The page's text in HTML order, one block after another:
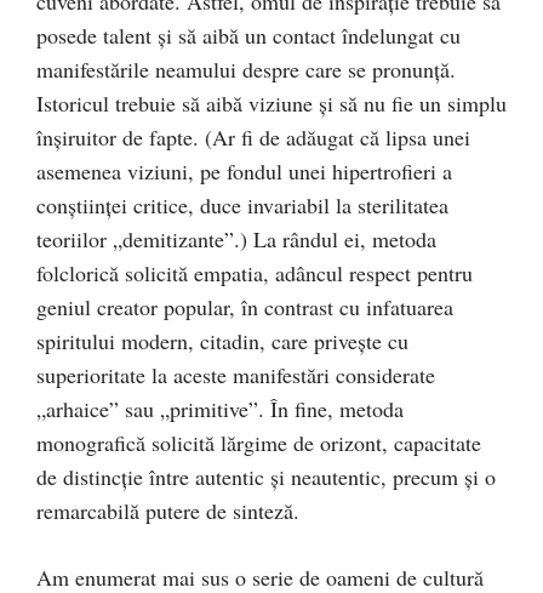
posede talent şi să aibă un contact îndelungat cu
manifestările neamului despre care se pronunţă.
Istoricul trebuie să aibă viziune şi să nu fie un simplu
înşiruitor de fapte. (Ar fi de adăugat că lipsa unei
asemenea viziuni, pe fondul unei hipertrofieri a
conştiinţei critice, duce invariabil la sterilitatea
teoriilor „demitizante”.) La rândul ei, metoda
folclorică solicită empatia, adâncul respect pentru
geniul creator popular, în contrast cu infatuarea
spiritului modern, citadin, care priveşte cu
superioritate la aceste manifestări considerate
„arhaice” sau „primitive”. În fine, metoda
monografică solicită lărgime de orizont, capacitate
de distincţie între autentic şi neautentic, precum şi o
remarcabilă putere de sinteză.
Am enumerat mai sus o serie de oameni de cultură